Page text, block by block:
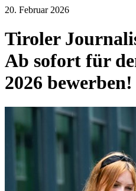
20. Februar 2026
Tiroler
Ab sofort für
2026 bewerben!